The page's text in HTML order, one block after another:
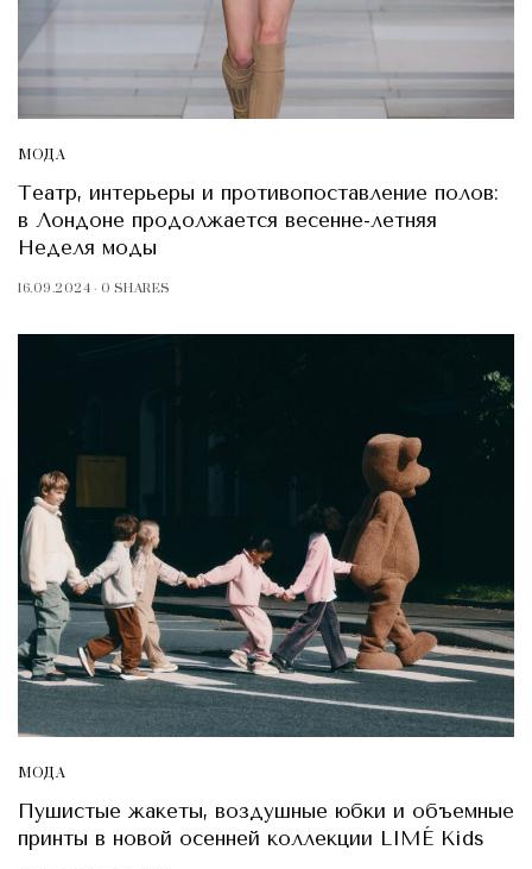
МОДА
Театр, интерьеры и противопоставление полов:
в Лондоне продолжается весенне-летняя
Неделя моды
16.09.2024 0 SHARES
МОДА
Пушистые жакеты, воздушные юбки и объемные
принты в новой осенней коллекции LIMÉ Kids